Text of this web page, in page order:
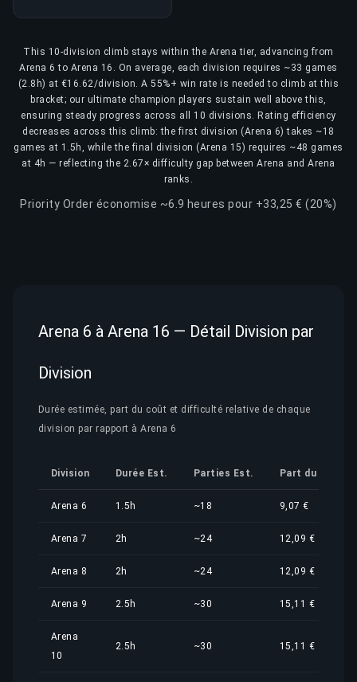
This 10-division climb stays within the Arena tier, advancing from
Arena 6 to Arena 16. On average, each division requires ~33 games
(2.8h) at €16.62/division. A 55%+ win rate is needed to climb at this
bracket; our ultimate champion players sustain well above this,
ensuring steady progress across all 10 divisions. Rating efficiency
decreases across this climb: the first division (Arena 6) takes ~18
games at 1.5h, while the final division (Arena 15) requires ~48 games
at 4h — reflecting the 2.67× difficulty gap between Arena and Arena
ranks.
Priority Order économise ~6.9 heures pour +33,25 € (20%)
Arena 6 à Arena 16 — Détail Division par
Division
Durée estimée, part du coût et difficulté relative de chaque
division par rapport à Arena 6
Division Durée Est. Parties Est. Part du Coût
Arena 6 1.5h ~18 9,07 €
Arena 7 2h ~24 12,09 €
Arena 8 2h ~24 12,09 €
Arena 9 2.5h ~30 15,11 €
Arena
10
2.5h ~30 15,11 €